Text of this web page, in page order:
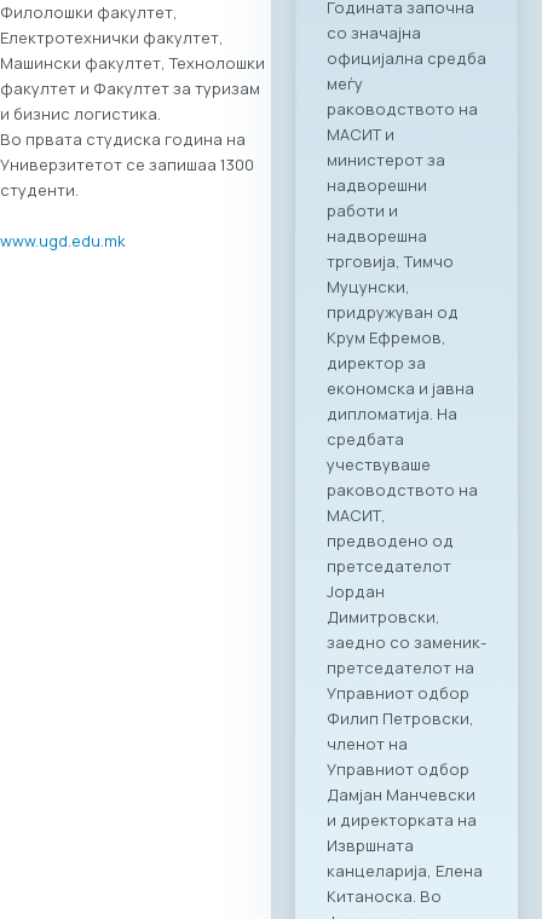
Филолошки факултет,
Електротехнички факултет,
Машински факултет, Технолошки
факултет и Факултет за туризам
и бизнис логистика.
Во првата студиска година на
Универзитетот се запишаа 1300
студенти.
www.ugd.edu.mk
платформа помеѓу
македонскиот и
грчкиот ИКТ
2026 година во
Скопје,
Стопанската
комора за
информатички и
телекомуникациск
и технологии
МАСИТ, во
соработка со
грчката
асоцијација на ИКТ
компании SETPE, го
најавуваат
одржувањето на
првиот
македонско-грчки
Business ICT Forum“.
Овој форум
организирана
„business bridge“
платформа помеѓу
македонскиот и
грчкиот ИКТ
сектор, со цел
поттикнување на
регионалниот
раст, отворање
нови пазари и
воспоставување
директни